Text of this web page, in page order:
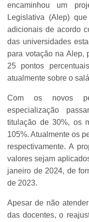
encaminhou um
Legislativa (Alep)
adicionais de acordo
das universidades
para votação na Alep,
25 pontos
atualmente sobre o
Com os novos
especialização
titulação de 30%, os
105%. Atualmente os
respectivamente. A
valores sejam
janeiro de 2024, de
de 2023.
Apesar de não
das docentes, o